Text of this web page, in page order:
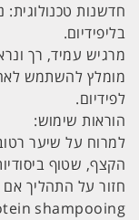
חדשנות
בליפידיום.
מרגיש עמיד, רך
מומלץ להשתמש
לפידיום.
הוראות שימוש:
למרוח על שיער
הקצף, שטוף
חזור על התהליך
shampooing